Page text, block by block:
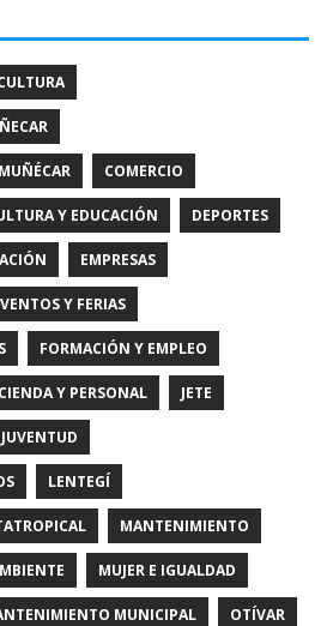
COMERCIO
Y EDUCACIÓN DEPORTES
EMPRESAS
Y FERIAS
FORMACIÓN Y EMPLEO
Y PERSONAL JETE
JUVENTUD
LENTEGÍ
MANTENIMIENTO
MUJER E IGUALDAD
MUNICIPAL OTÍVAR